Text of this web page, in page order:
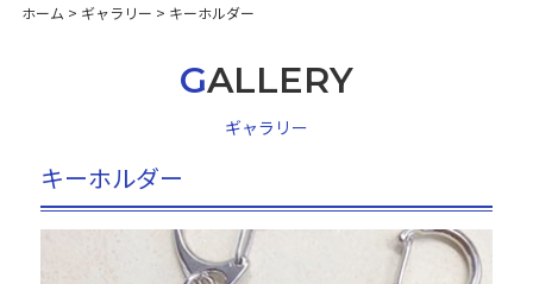
ホーム > ギャラリー > キーホルダー
GALLERY
ギャラリー
キーホルダー